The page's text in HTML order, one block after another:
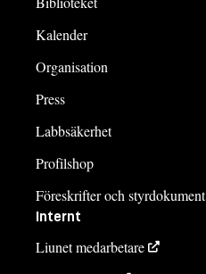
Kalender
Organisation
Press
Labbsäkerhet
Profilshop
Föreskrifter och styrdokument
Internt
Liunet medarbetare